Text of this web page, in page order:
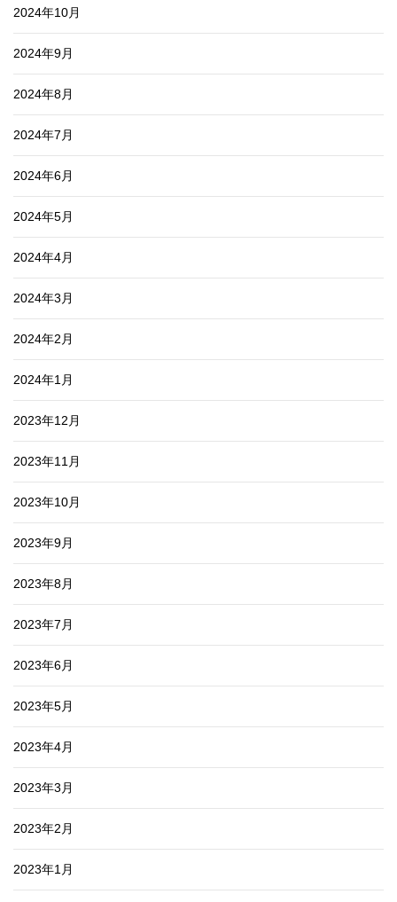
2024年10月
2024年9月
2024年8月
2024年7月
2024年6月
2024年5月
2024年4月
2024年3月
2024年2月
2024年1月
2023年12月
2023年11月
2023年10月
2023年9月
2023年8月
2023年7月
2023年6月
2023年5月
2023年4月
2023年3月
2023年2月
2023年1月